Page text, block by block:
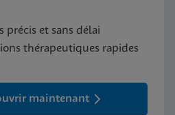
précis et sans délai
thérapeutiques rapides
maintenant